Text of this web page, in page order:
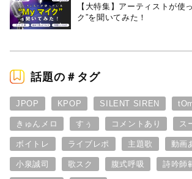
【大特集】アーティストが使
ク”を聞いてみた！
話題の＃タグ
JPOP KPOP SILENT SIREN
きゅんメロ すぅ コメントあり ス
ボイトレ ライブレポ 主題歌 動画
小泉誠司 歌スク 腹式呼吸 詩吟師